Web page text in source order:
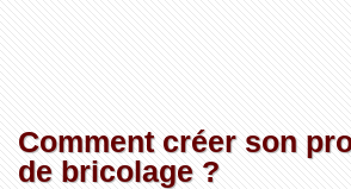
Comment créer son
de bricolage ?